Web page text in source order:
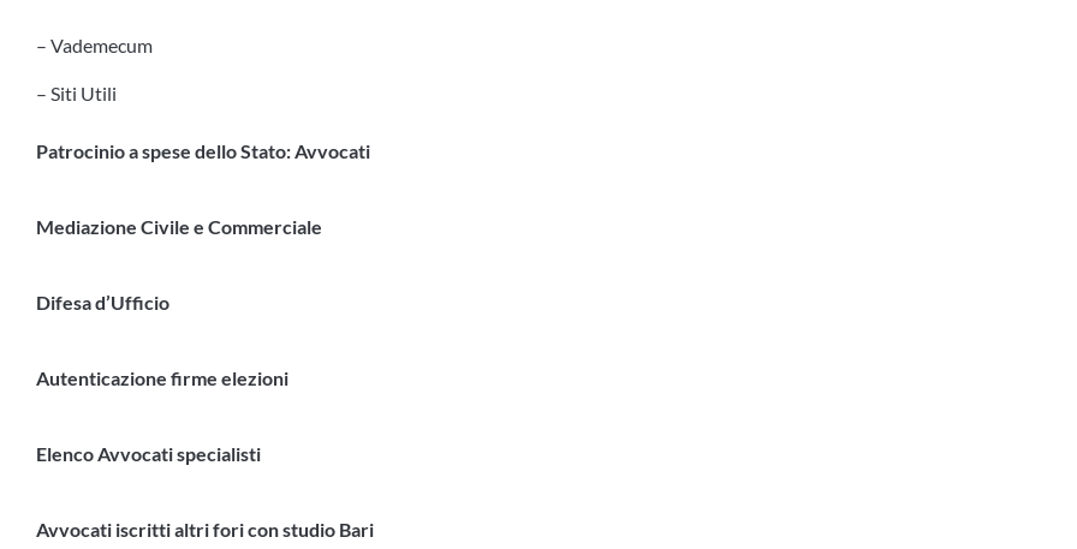
– Vademecum
– Siti Utili
Patrocinio a spese dello Stato: Avvocati
Mediazione Civile e Commerciale
Difesa d’Ufficio
Autenticazione firme elezioni
Elenco Avvocati specialisti
Avvocati iscritti altri fori con studio Bari